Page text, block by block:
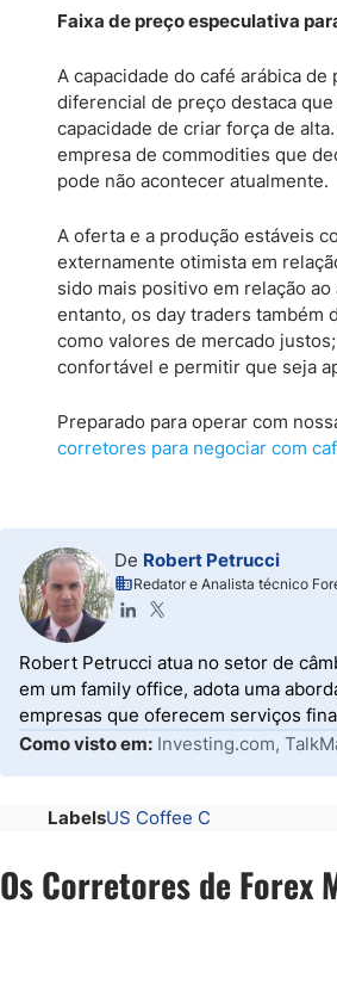
Faixa de preço especulativa
A capacidade do café arábica
diferencial de preço destaca
capacidade de criar força de
empresa de commodities que
pode não acontecer atualmente.
A oferta e a produção estáveis
externamente otimista em
sido mais positivo em relação
entanto, os day traders também
como valores de mercado
confortável e permitir que seja
Preparado para operar com
corretores para negociar com
De Robert Petrucci
Redator e Analista técnico
Robert Petrucci atua no setor de
em um family office, adota uma
empresas que oferecem serviços
Como visto em: Investing.com,
LabelsUS Coffee C
Os Corretores de Forex